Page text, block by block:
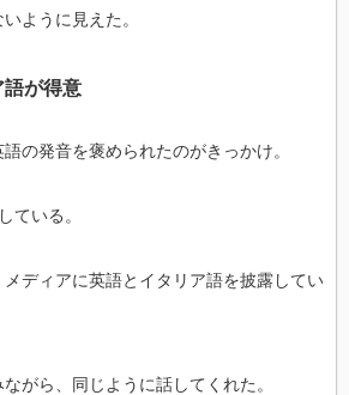
ように見えた。
語が得意
の発音を褒められたのがきっかけ。
ている。
ディアに英語とイタリア語を披露してい
がら、同じように話してくれた。